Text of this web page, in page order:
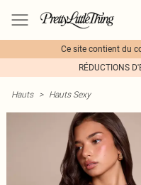
Ce site contient du
RÉDUCTIONS
Hauts > Hauts Sexy